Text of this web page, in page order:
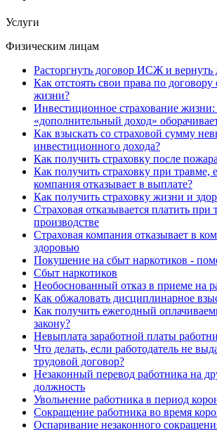
Услуги
Физическим лицам
Расторгнуть договор ИСЖ и вернуть
Как отстоять свои права по договору
жизни?
Инвестиционное страхование жизни:
«дополнительный доход»
Как взыскать со страховой сумму
инвестиционного дохода?
Как получить страховку после
Как получить страховку при травме,
компания отказывает в выплате?
Как получить страховку жизни и
Страховая отказывается платить при
производстве
Страховая компания отказывает в
здоровью
Покушение на сбыт наркотиков -
Сбыт наркотиков
Необоснованный отказ в приеме на
Как обжаловать дисциплинарное
Как получить ежегодный
закону?
Невыплата заработной платы
Что делать, если работодатель не
трудовой договор?
Незаконный перевод работника на
должность
Увольнение работника в период
Сокращение работника во время
Оспаривание незаконного